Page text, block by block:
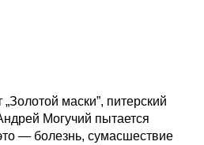
маски”, питерский
Могучий пытается
— болезнь, сумасшествие